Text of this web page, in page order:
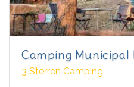
Camping Municipal
3 Sterren Camping